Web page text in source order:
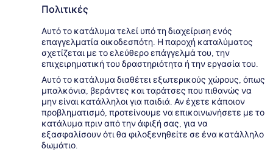
Πολιτικές
Αυτό το κατάλυμα τελεί υπό τη διαχείριση ενός
επαγγελματία οικοδεσπότη. Η παροχή καταλύματος
σχετίζεται με το ελεύθερο επάγγελμά του, την
επιχειρηματική του δραστηριότητα ή την εργασία του.
Αυτό το κατάλυμα διαθέτει εξωτερικούς χώρους, όπως
μπαλκόνια, βεράντες και ταράτσες που πιθανώς να
μην είναι κατάλληλοι για παιδιά. Αν έχετε κάποιον
προβληματισμό, προτείνουμε να επικοινωνήσετε με το
κατάλυμα πριν από την άφιξή σας, για να
εξασφαλίσουν ότι θα φιλοξενηθείτε σε ένα κατάλληλο
δωμάτιο.